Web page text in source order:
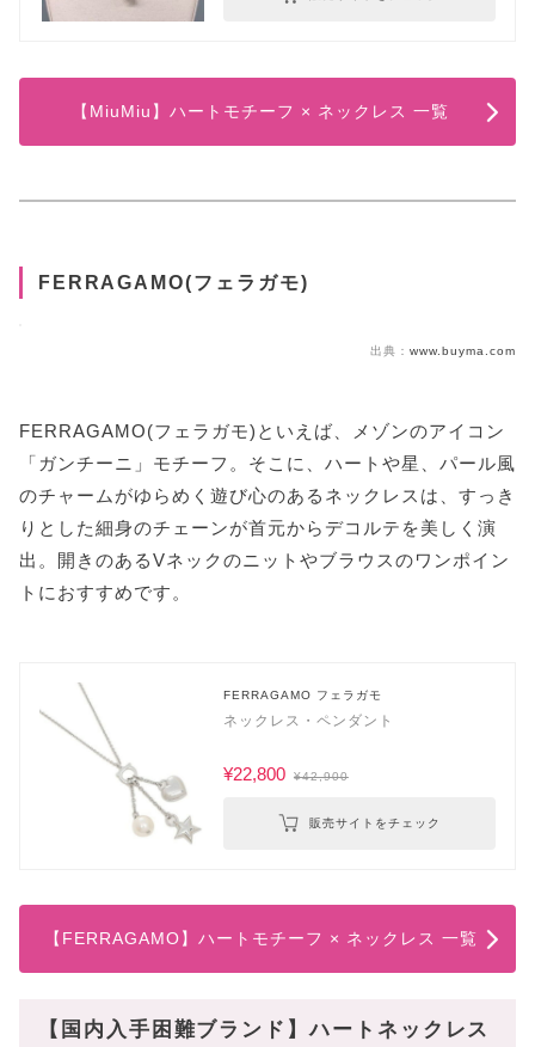
【MiuMiu】ハートモチーフ × ネックレス 一覧
FERRAGAMO(フェラガモ)
出典： www.buyma.com
FERRAGAMO(フェラガモ)といえば、メゾンのアイコン
「ガンチーニ」モチーフ。そこに、ハートや星、パール風
のチャームがゆらめく遊び心のあるネックレスは、すっき
りとした細身のチェーンが首元からデコルテを美しく演
出。開きのあるVネックのニットやブラウスのワンポイン
トにおすすめです。
FERRAGAMO フェラガモ
ネックレス・ペンダント
¥22,800 ¥42,900
販売サイトをチェック
【FERRAGAMO】ハートモチーフ × ネックレス 一覧
【国内入手困難ブランド】ハートネックレス